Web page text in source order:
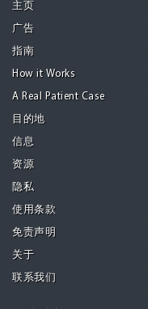
主页
广告
指南
How it Works
A Real Patient Case
目的地
信息
资源
隐私
使用条款
免责声明
关于
联系我们